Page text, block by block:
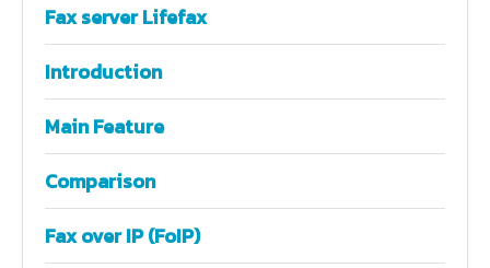
Fax server Lifefax
Introduction
Main Feature
Comparison
Fax over IP (FoIP)